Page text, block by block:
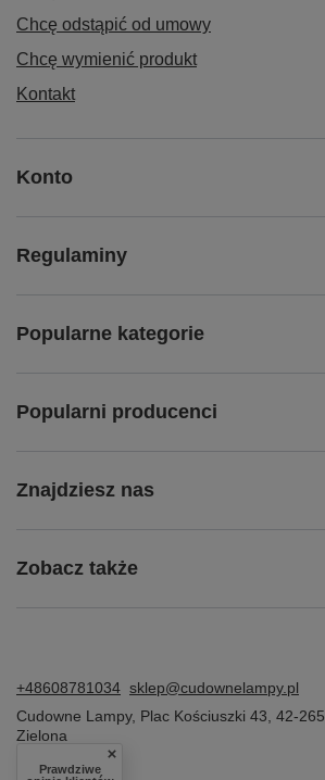
Chcę odstąpić od umowy
Chcę wymienić produkt
Kontakt
Konto
Regulaminy
Popularne kategorie
Popularni producenci
Znajdziesz nas
Zobacz także
+48608781034 sklep@cudownelampy.pl
Cudowne Lampy, Plac Kościuszki 43 42-265
Zielona
Prawdziwe